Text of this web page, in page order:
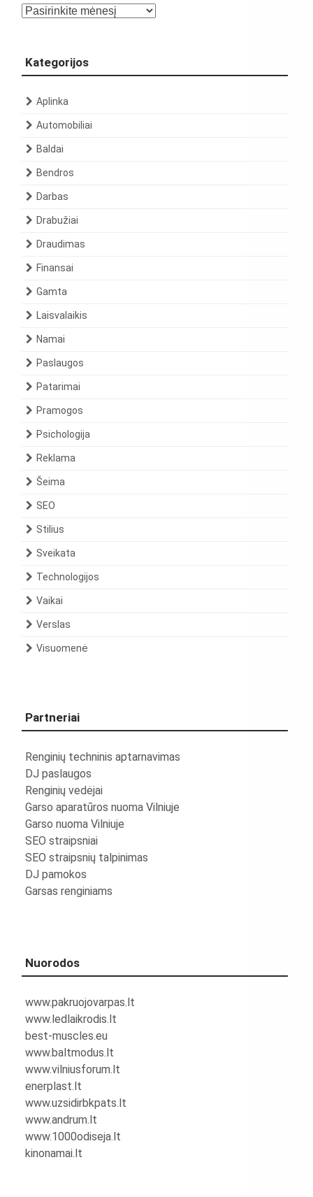
Archyvas
Kategorijos
Aplinka
Automobiliai
Baldai
Bendros
Darbas
Drabužiai
Draudimas
Finansai
Gamta
Laisvalaikis
Namai
Paslaugos
Patarimai
Pramogos
Psichologija
Reklama
Šeima
SEO
Stilius
Sveikata
Technologijos
Vaikai
Verslas
Visuomenė
Partneriai
Renginių techninis aptarnavimas
DJ paslaugos
Renginių vedėjai
Garso aparatūros nuoma Vilniuje
Garso nuoma Vilniuje
SEO straipsniai
SEO straipsnių talpinimas
DJ pamokos
Garsas renginiams
Nuorodos
www.pakruojovarpas.lt
www.ledlaikrodis.lt
best-muscles.eu
www.baltmodus.lt
www.vilniusforum.lt
enerplast.lt
www.uzsidirbkpats.lt
www.andrum.lt
www.1000odiseja.lt
kinonamai.lt